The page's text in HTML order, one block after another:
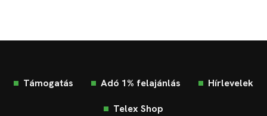
Támogatás Adó 1% felajánlás Hírlevelek
Telex Shop